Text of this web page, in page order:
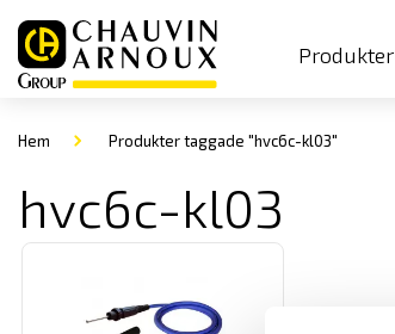
Produkter
Hem Produkter taggade "hvc6c-kl03"
hvc6c-kl03